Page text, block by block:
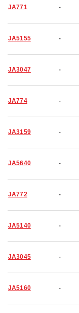
JA771 -
JA5155 -
JA3047 -
JA774 -
JA3159 -
JA5640 -
JA772 -
JA5140 -
JA3045 -
JA5160 -